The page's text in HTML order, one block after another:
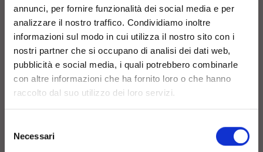
annunci, per fornire funzionalità dei social media e per
analizzare il nostro traffico. Condividiamo inoltre
informazioni sul modo in cui utilizza il nostro sito con i
nostri partner che si occupano di analisi dei dati web,
pubblicità e social media, i quali potrebbero combinarle
con altre informazioni che ha fornito loro o che hanno
raccolto dal suo utilizzo dei loro servizi.
delNecessari
Benvenuto!
Sembra che tu stia navigando
scegli il paese o l’area